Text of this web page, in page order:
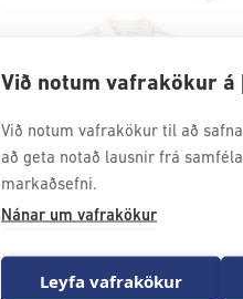
Við notum vafrakökur á
Við notum vafrakökur til að
að geta notað lausnir frá
markaðsefni.
Nánar um vafrakökur
Leyfa vafrakökur
ENGLABÖRNIN